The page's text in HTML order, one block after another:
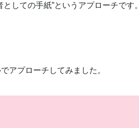
しての手紙”というアプローチです。
アプローチしてみました。